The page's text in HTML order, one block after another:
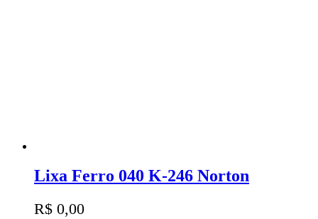
Lixa Ferro 040 K-246 Norton
R$ 0,00